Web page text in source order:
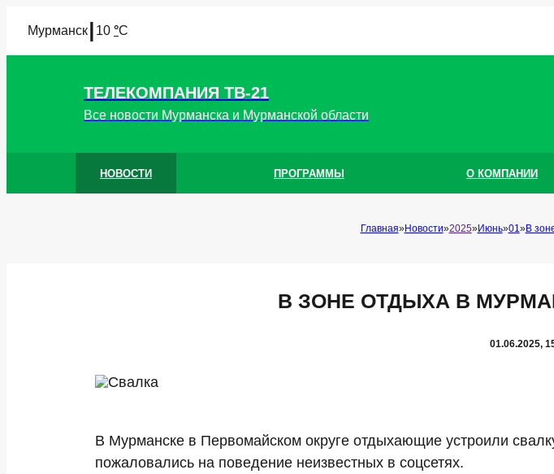
МурманскI 10 °C
ТЕЛЕКОМПАНИЯ ТВ-21
Все новости Мурманска и Мурманской области
НОВОСТИ ПРОГРАММЫ О КОМПАНИИ
Главная Новости 2025 Июнь 01 В
В ЗОНЕ ОТДЫХА В
01.06.2025,
В Мурманске в Первомайском округе отдыхающие устроили
пожаловались на поведение неизвестных в соцсетях.